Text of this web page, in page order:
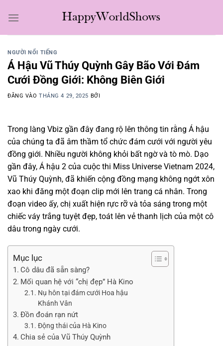
qua
NGƯỜI NỔI TIẾNG
Á Hậu Vũ Thúy Quỳnh Gây Bão Với Đám
Cưới Đồng Giới: Không Biên Giới
ĐĂNG VÀOTHÁNG 4 29, 2025 BỞI
Trong làng Vbiz gần đây đang rộ lên thông tin rằng Á hậu
của chúng ta đã âm thầm tổ chức đám cưới với người yêu
đồng giới. Nhiều người không khỏi bất ngờ và tò mò. Dạo
gần đây, Á hậu 2 của cuộc thi Miss Universe Vietnam 2024,
Vũ Thúy Quỳnh, đã khiến cộng đồng mạng không ngớt xôn
xao khi đăng một đoạn clip mới lên trang cá nhân. Trong
đoạn video ấy, chị xuất hiện rực rỡ và tỏa sáng trong một
chiếc váy trắng tuyệt đẹp, toát lên vẻ thanh lịch của một cô
dâu trong ngày cưới.
Mục lục
Cô dâu đã sẵn sàng?
Mối quan hệ với “chị đẹp” Hà Kino
Nụ hôn tại đám cưới Hoa hậu
Khánh Vân
Đồn đoán rạn nứt
Động thái của Hà Kino
Chia sẻ của Vũ Thúy Quỳnh